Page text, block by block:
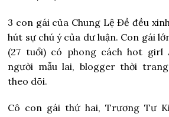
3 con gái của Chung Lệ Đề đều
hút sự chú ý của dư luận. Con gái
(27 tuổi) có phong cách hot girl
người mẫu lai, blogger thời
theo dõi.
Cô con gái thứ hai, Trương Tư